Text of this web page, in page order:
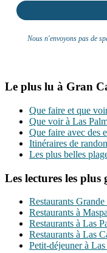
Nous n'envoyons pas de
Le plus lu à Gran
Que faire et que
Que voir à Las
Que faire avec des
Itinéraires de
Les plus belles
Les lectures les
Restaurants
Restaurants à
Restaurants à Las
Restaurants à Las
Petit-déjeuner à